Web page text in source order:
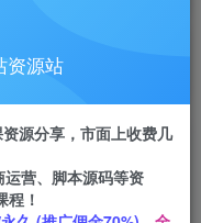
24小时自动赚钱
资源站
源分享，市面上收费几
营、脚本源码等资
！